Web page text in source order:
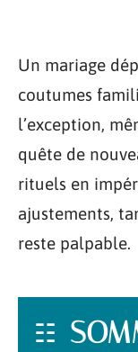
Un mariage
coutumes
l’exception,
quête de
rituels en
ajustements,
reste palpable.